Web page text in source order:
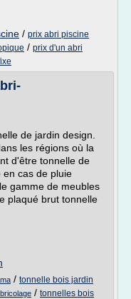
/ prix abri piscine
/ prix d'un abri
de jardin design.
les régions où la
d'être tonnelle de
en cas de pluie
gamme de meubles
plaqué brut tonnelle
/ tonnelle bois jardin
/ tonnelles bois